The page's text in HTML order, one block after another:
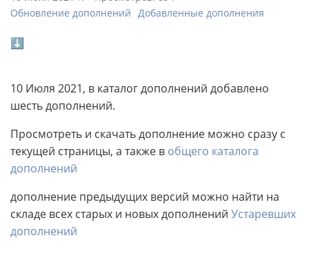
Обновление дополнений
Добавленные дополнения
⬇
10 Июля 2021, в каталог дополнений добавлено
шесть дополнений.
Просмотреть и скачать дополнение можно сразу с
текущей страницы, а также в общего каталога
дополнений
дополнение предыдущих версий можно найти на
складе всех старых и новых дополнений Устаревших
дополнений